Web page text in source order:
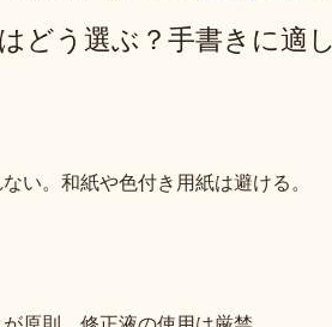
どう選ぶ？手書きに適
い。和紙や色付き用紙は避ける。